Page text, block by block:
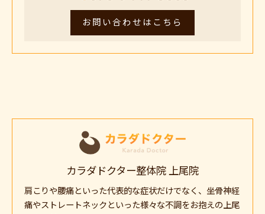
お問い合わせはこちら
カラダドクター整体院 上尾院
肩こりや腰痛といった代表的な症状だけでなく、坐骨神経
痛やストレートネックといった様々な不調をお抱えの上尾